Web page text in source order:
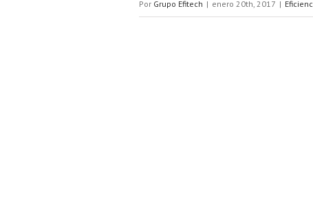
Por Grupo Efitech | enero 20th, 2017 |